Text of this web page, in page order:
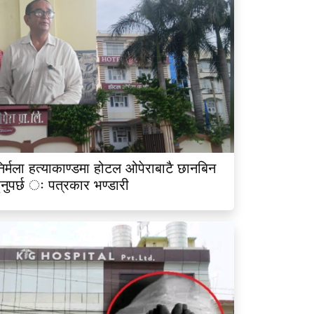
हत्याकाण्डमा होटल ओपेराबाटै छानबिन
ः पत्रकार भण्डारी